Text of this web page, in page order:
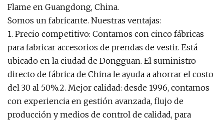
Flame en Guangdong, China.
Somos un fabricante. Nuestras ventajas:
1. Precio competitivo: Contamos con cinco fábricas
para fabricar accesorios de prendas de vestir. Está
ubicado en la ciudad de Dongguan. El suministro
directo de fábrica de China le ayuda a ahorrar el costo
del 30 al 50%.2. Mejor calidad: desde 1996, contamos
con experiencia en gestión avanzada, flujo de
producción y medios de control de calidad, para